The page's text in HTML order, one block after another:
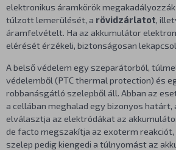
elektronikus áramkörök
túlzott lemerülését, a rövidzárlatot,
áramfelvételt. Ha az akkumulátor
elérését érzékeli, biztonságosan
A belső védelem egy szeparátorból,
védelemből (PTC thermal protection) és
robbanásgátló szelepből áll. Abban az
a cellában meghalad egy bizonyos
elválasztja az elektródákat az
de facto megszakítja az exoterm
szelep pedig kiengedi a túlnyomást az